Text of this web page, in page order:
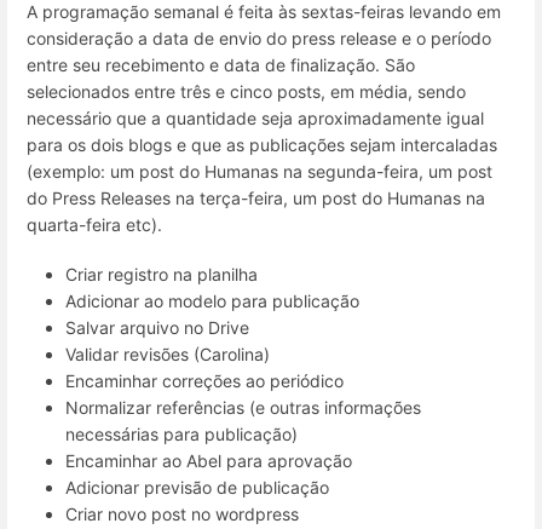
A programação semanal é feita às sextas-feiras levando em
consideração a data de envio do press release e o período
entre seu recebimento e data de finalização. São
selecionados entre três e cinco posts, em média, sendo
necessário que a quantidade seja aproximadamente igual
para os dois blogs e que as publicações sejam intercaladas
(exemplo: um post do Humanas na segunda-feira, um post
do Press Releases na terça-feira, um post do Humanas na
quarta-feira etc).
Criar registro na planilha
Adicionar ao modelo para publicação
Salvar arquivo no Drive
Validar revisões (Carolina)
Encaminhar correções ao periódico
Normalizar referências (e outras informações
necessárias para publicação)
Encaminhar ao Abel para aprovação
Adicionar previsão de publicação
Criar novo post no wordpress